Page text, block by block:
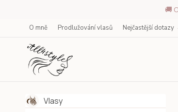
🚚
O mně Prodlužování vlasů Nejčastější dotazy
Vlasy